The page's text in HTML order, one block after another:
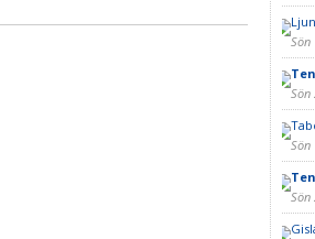
Sön
Sön
Sön
Sön